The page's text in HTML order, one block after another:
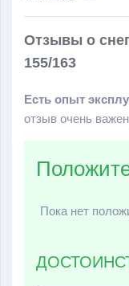
Отзывы о
155/163
Есть опыт
отзыв очень
Пока нет